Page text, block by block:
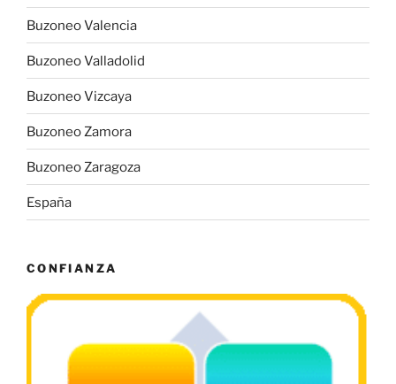
Buzoneo Valencia
Buzoneo Valladolid
Buzoneo Vizcaya
Buzoneo Zamora
Buzoneo Zaragoza
España
CONFIANZA